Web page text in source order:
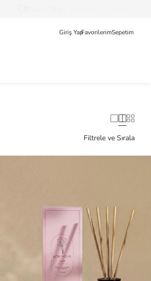
Giriş YapFavorilerimSepetim
Filtrele ve Sırala